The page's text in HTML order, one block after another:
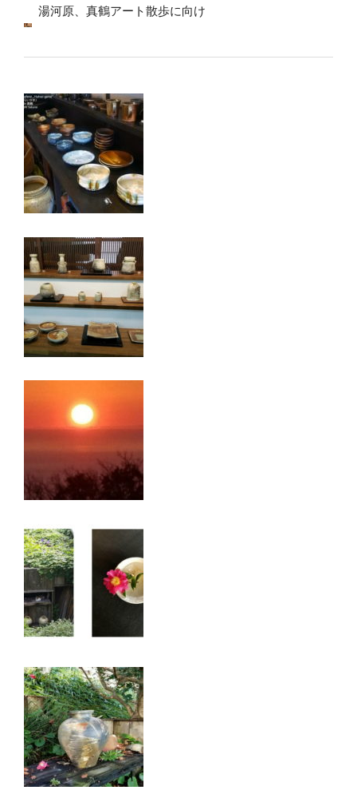
湯河原、真鶴アート散歩に向け